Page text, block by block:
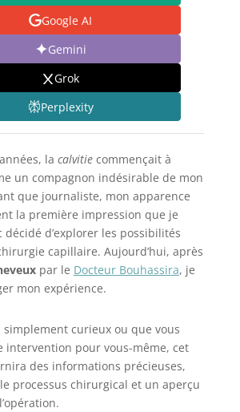
Google AI
Gemini
Grok
Perplexity
la calvitiecommençait à
un compagnon indésirable de mon
que journaliste, mon apparence
la première impression que je
décidé d’explorer les possibilités
capillaire. Aujourd’hui, après
par le Docteur Bouhassira, je
mon expérience.
simplement curieux ou que vous
intervention pour vous-même, cet
des informations précieuses,
processus chirurgical et un aperçu